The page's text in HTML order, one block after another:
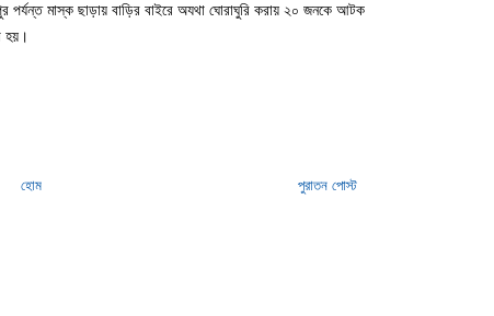
পর্যন্ত মাস্ক ছাড়ায় বাড়ির বাইরে অযথা ঘোরাঘুরি করায় ২০ জনকে আটক
হয়।
পুরাতন পোস্ট
হোম